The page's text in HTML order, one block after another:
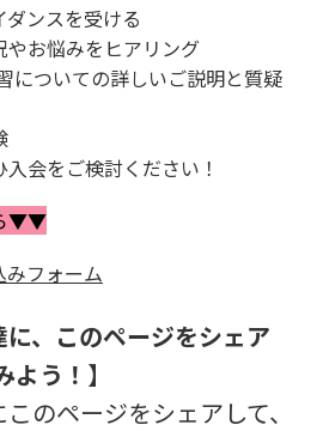
ンスを受ける
やお悩みをヒアリング
についての詳しいご説明と質疑
会をご検討ください！
▼▼
みフォーム
に、このページをシェア
う！】
のページをシェアして、